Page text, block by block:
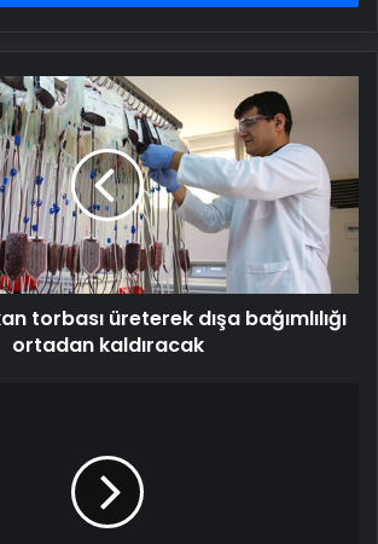
torbası üreterek dışa bağımlılığı
ortadan kaldıracak